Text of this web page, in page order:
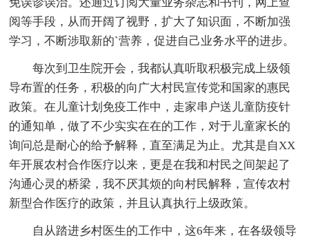
阅等手段，从而开阔了视野，扩大了知识面，不断加强
学习，不断涉取新的`营养，促进自己业务水平的进步。
每次到卫生院开会，我都认真听取积极完成上级领
导布置的任务，积极的向广大村民宣传党和国家的惠民
政策。在儿童计划免疫工作中，走家串户送儿童防疫针
的通知单，做了不少实实在在的工作，对于儿童家长的
询问总是耐心的给予解释，直至满足为止。尤其是自XX
年开展农村合作医疗以来，更是在我和村民之间架起了
沟通心灵的桥梁，我不厌其烦的向村民解释，宣传农村
新型合作医疗的政策，并且认真执行上级政策。
自从踏进乡村医生的工作中，这6年来，在各级领导